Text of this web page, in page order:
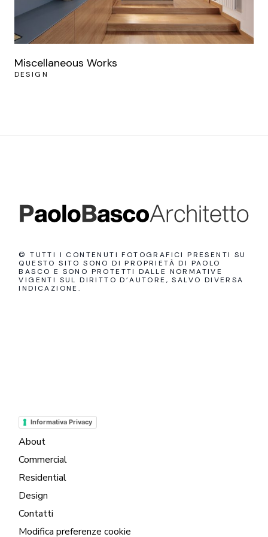
Miscellaneous Works
DESIGN
© TUTTI I CONTENUTI FOTOGRAFICI PRESENTI SU
QUESTO SITO SONO DI PROPRIETÀ DI PAOLO
BASCO E SONO PROTETTI DALLE NORMATIVE
VIGENTI SUL DIRITTO D’AUTORE, SALVO DIVERSA
INDICAZIONE.
Informativa Privacy
About
Commercial
Residential
Design
Contatti
Modifica preferenze cookie